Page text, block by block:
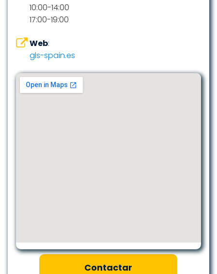
10:00-14:00
17:00-19:00
Web:
gls-spain.es
Contactar